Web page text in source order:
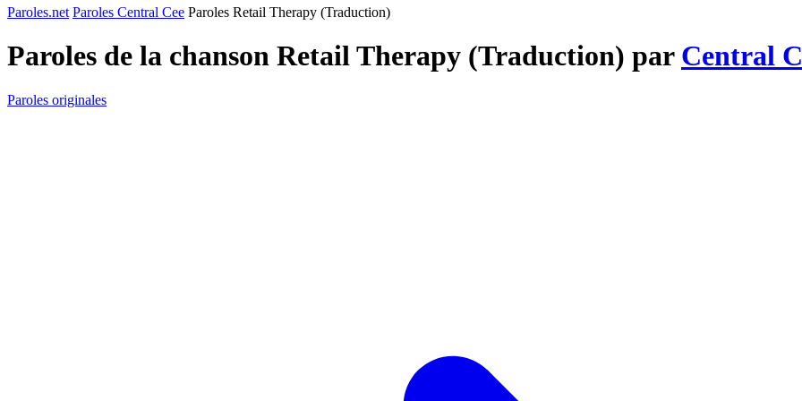
Paroles.net Paroles Central Cee Paroles Retail Therapy (Traduction)
Paroles de la chanson Retail Therapy (Traduction) par Central
Paroles originales